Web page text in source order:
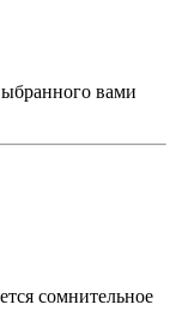
вами
сомнительное